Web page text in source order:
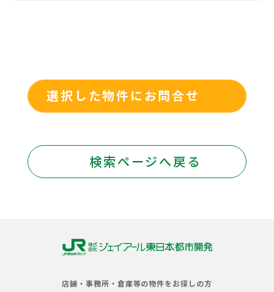
選択した物件にお問合せ
検索ページへ戻る
会
店舗・事務所・倉庫等の物件をお探しの方